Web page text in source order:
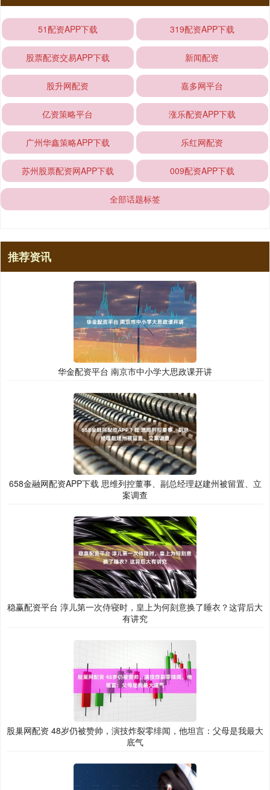
51配资APP下载 319配资APP下载
股票配资交易APP下载 新闻配资
股升网配资 嘉多网平台
亿资策略平台 涨乐配资APP下载
广州华鑫策略APP下载 乐红网配资
苏州股票配资网APP下载 009配资APP下载
全部话题标签
推荐资讯
华金配资平台 南京市中小学大思政课开讲
658金融网配资APP下载 思维列控董事、副总经理赵建州被留置、立
案调查
稳赢配资平台 淳儿第一次侍寝时，皇上为何刻意换了睡衣？这背后大
有讲究
股巢网配资 48岁仍被赞帅，演技炸裂零绯闻，他坦言：父母是我最大
底气